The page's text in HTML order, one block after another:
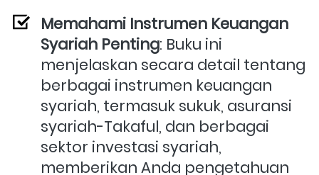
Memahami Instrumen Keuangan
Syariah Penting: Buku ini
menjelaskan secara detail tentang
berbagai instrumen keuangan
syariah, termasuk sukuk, asuransi
syariah-Takaful, dan berbagai
sektor investasi syariah,
memberikan Anda pengetahuan